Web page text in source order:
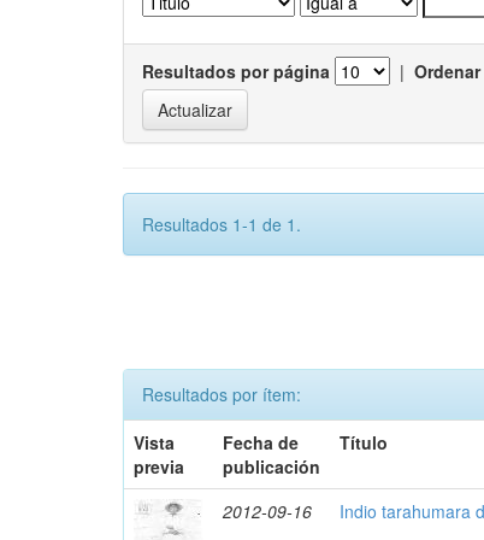
Resultados por página |
Resultados 1-1 de 1.
Resultados por ítem:
Vista
previa
Fecha de
publicación
Título
2012-09-16 Indio tarahumara